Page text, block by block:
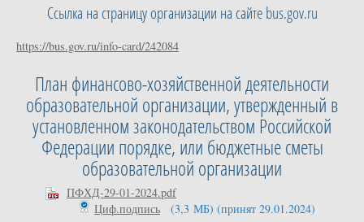
Ccылка на страницу организации на сайте bus.gov.ru
https://bus.gov.ru/info-card/242084
План финансово-хозяйственной деятельности
образовательной организации, утвержденный в
установленном законодательством Российской
Федерации порядке, или бюджетные сметы
образовательной организации
ПФХД-29-01-2024.pdf
Циф.подпись
(3,3 МБ) (принят 29.01.2024)